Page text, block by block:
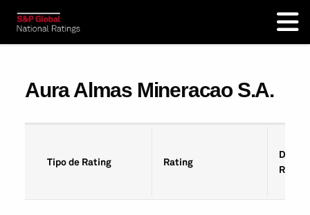
Aura Almas Mineracao S.A.
Tipo de Rating Rating
Data
Rating